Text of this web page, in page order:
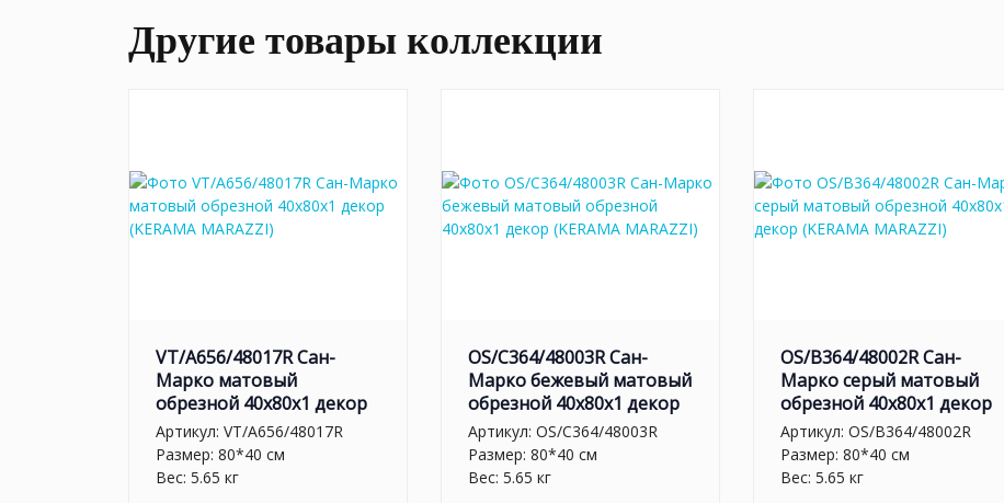
Другие товары коллекции
VT/A656/48017R Сан-
Марко матовый
обрезной 40x80x1 декор
Артикул: VT/A656/48017R
Размер: 80*40 см
Вес: 5.65 кг
OS/C364/48003R Сан-
Марко бежевый матовый
обрезной 40x80x1 декор
Артикул: OS/C364/48003R
Размер: 80*40 см
Вес: 5.65 кг
OS/B364/48002R Сан-
Марко серый матовый
обрезной 40x80x1 декор
Артикул: OS/B364/48002R
Размер: 80*40 см
Вес: 5.65 кг